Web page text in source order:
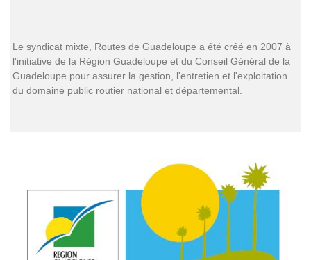
Le syndicat mixte, Routes de Guadeloupe a été créé en 2007 à
l'initiative de la Région Guadeloupe et du Conseil Général de la
Guadeloupe pour assurer la gestion, l'entretien et l'exploitation